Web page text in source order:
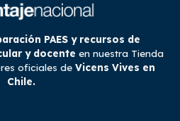
PAES y recursos de
y docente en nuestra Tienda
oficiales de Vicens Vives en
Chile.